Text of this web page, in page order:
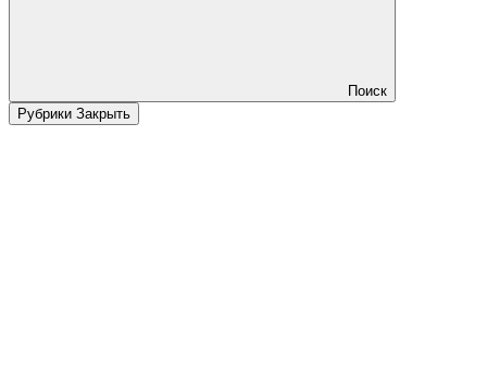
Поиск
Рубрики Закрыть